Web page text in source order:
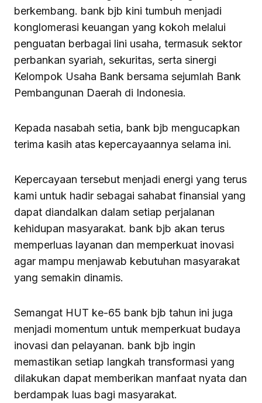
berkembang. bank bjb kini tumbuh menjadi
konglomerasi keuangan yang kokoh melalui
penguatan berbagai lini usaha, termasuk sektor
perbankan syariah, sekuritas, serta sinergi
Kelompok Usaha Bank bersama sejumlah Bank
Pembangunan Daerah di Indonesia.
Kepada nasabah setia, bank bjb mengucapkan
terima kasih atas kepercayaannya selama ini.
Kepercayaan tersebut menjadi energi yang terus
kami untuk hadir sebagai sahabat finansial yang
dapat diandalkan dalam setiap perjalanan
kehidupan masyarakat. bank bjb akan terus
memperluas layanan dan memperkuat inovasi
agar mampu menjawab kebutuhan masyarakat
yang semakin dinamis.
Semangat HUT ke-65 bank bjb tahun ini juga
menjadi momentum untuk memperkuat budaya
inovasi dan pelayanan. bank bjb ingin
memastikan setiap langkah transformasi yang
dilakukan dapat memberikan manfaat nyata dan
berdampak luas bagi masyarakat.